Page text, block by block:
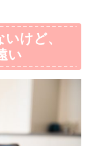
けど、
い